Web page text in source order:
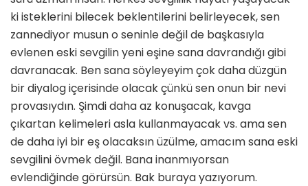
ki isteklerini bilecek beklentilerini belirleyecek, sen
zannediyor musun o seninle değil de başkasıyla
evlenen eski sevgilin yeni eşine sana davrandığı gibi
davranacak. Ben sana söyleyeyim çok daha düzgün
bir diyalog içerisinde olacak çünkü sen onun bir nevi
provasıydın. Şimdi daha az konuşacak, kavga
çıkartan kelimeleri asla kullanmayacak vs. ama sen
de daha iyi bir eş olacaksın üzülme, amacım sana eski
sevgilini övmek değil. Bana inanmıyorsan
evlendiğinde görürsün. Bak buraya yazıyorum.